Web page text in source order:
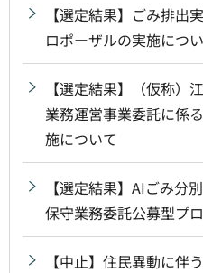
【選定結果】ごみ排出
ロポーザルの実施につ
【選定結果】（仮称）
業務運営事業委託に係
施について
【選定結果】AIごみ分
保守業務委託公募型プ
【中止】住民異動に伴